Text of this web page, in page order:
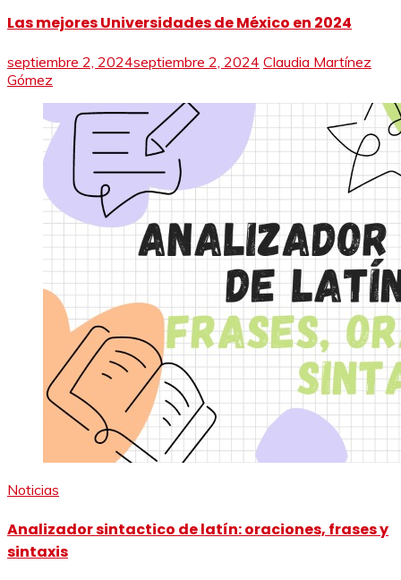
Las mejores Universidades de México en 2024
septiembre 2, 2024septiembre 2, 2024 Claudia Martínez
Gómez
Noticias
Analizador sintactico de latín: oraciones, frases y
sintaxis